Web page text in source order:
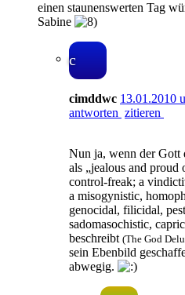
einen staunenswerten Tag
Sabine
c
cimddwc 13.01.2010
antworten zitieren
Nun ja, wenn der Gott
als „jealous and
control-freak; a
a misogynistic,
genocidal, filicidal,
sadomasochistic,
beschreibt (The God
sein Ebenbild
abwegig.